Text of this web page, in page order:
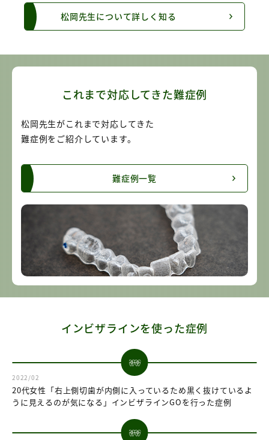
松岡先生について詳しく知る
これまで対応してきた難症例
松岡先生がこれまで対応してきた
難症例をご紹介しています。
難症例一覧
インビザラインを使った症例
2022/02
20代女性「右上側切歯が内側に入っているため黒く抜けているよ
うに見えるのが気になる」インビザラインGOを行った症例